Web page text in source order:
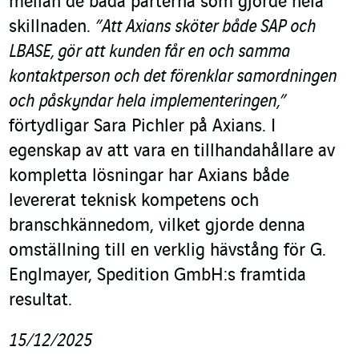
skillnaden. ”Att Axians sköter både SAP och
LBASE, gör att kunden får en och samma
kontaktperson och det förenklar samordningen
och påskyndar hela implementeringen,”
förtydligar Sara Pichler på Axians. I
egenskap av att vara en tillhandahållare av
kompletta lösningar har Axians både
levererat teknisk kompetens och
branschkännedom, vilket gjorde denna
omställning till en verklig hävstång för G.
Englmayer, Spedition GmbH:s framtida
resultat.
15/12/2025